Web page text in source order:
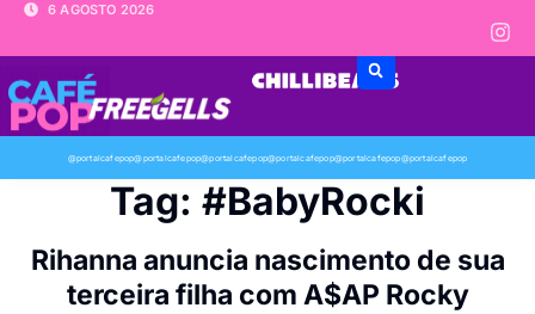
6 AGOSTO 2026
@portalcafepop@portalcafepop@portalcafepop@portalcafepop@portalcafepop@portalcafepop
Tag: #BabyRocki
Rihanna anuncia nascimento de sua
terceira filha com A$AP Rocky